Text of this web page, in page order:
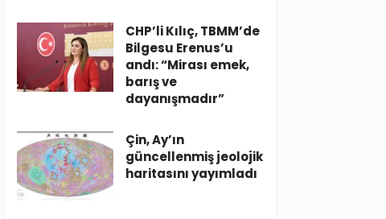
CHP’li Kılıç, TBMM’de
Bilgesu Erenus’u
andı: “Mirası emek,
barış ve
dayanışmadır”
Çin, Ay’ın
güncellenmiş jeolojik
haritasını yayımladı